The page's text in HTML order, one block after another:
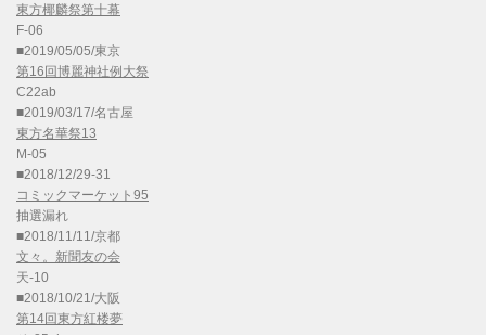
東方椰麟祭第十幕
F-06
■2019/05/05/東京
第16回博麗神社例大祭
C22ab
■2019/03/17/名古屋
東方名華祭13
M-05
■2018/12/29-31
コミックマーケット95
抽選漏れ
■2018/11/11/京都
文々。新聞友の会
天-10
■2018/10/21/大阪
第14回東方紅楼夢